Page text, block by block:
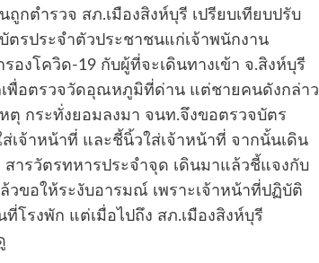
กตำรวจ สภ.เมืองสิงห์บุรี เปรียบเทียบปรับ
ตรประจำตัวประชาชนแก่เจ้าพนักงาน
องโควิด-19 กับผู้ที่จะเดินทางเข้า จ.สิงห์บุรี
พื่อตรวจวัดอุณหภูมิที่ด่าน แต่ชายคนดังกล่าว
ตุ กระทั่งยอมลงมา จนท.จึงขอตรวจบัตร
จ้าหน้าที่ และชี้นิ้วใส่เจ้าหน้าที่ จากนั้นเดิน
สารวัตรทหารประจำจุด เดินมาแล้วชี้แจงกับ
ขอให้ระงับอารมณ์ เพราะเจ้าหน้าที่ปฏิบัติ
โรงพัก แต่เมื่อไปถึง สภ.เมืองสิงห์บุรี